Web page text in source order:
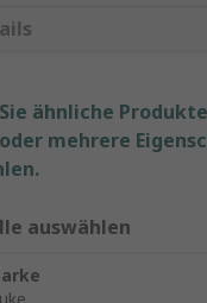
ähnliche
mehrere
auswählen